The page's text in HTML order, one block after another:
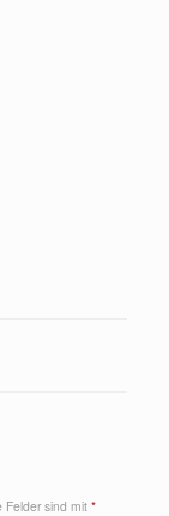
Felder sind mit *